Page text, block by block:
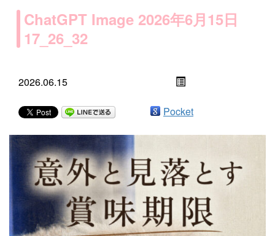
ChatGPT Image 2026年6月15日
17_26_32
2026.06.15
Pocket